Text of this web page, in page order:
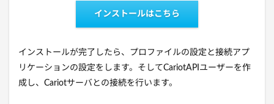
インストールはこちら
インストールが完了したら、プロファイルの設定と接続アプ
リケーションの設定をします。そしてCariotAPIユーザーを作
成し、Cariotサーバとの接続を行います。